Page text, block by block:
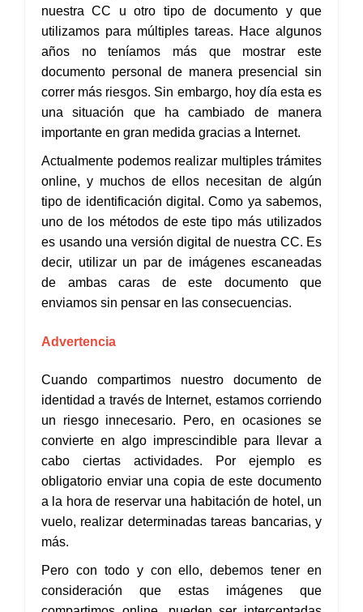
nuestra CC u otro tipo de documento y que
utilizamos para múltiples tareas. Hace algunos
años no teníamos más que mostrar este
documento personal de manera presencial sin
correr más riesgos. Sin embargo, hoy día esta es
una situación que ha cambiado de manera
importante en gran medida gracias a Internet.
Actualmente podemos realizar multiples trámites
online, y muchos de ellos necesitan de algún
tipo de identificación digital. Como ya sabemos,
uno de los métodos de este tipo más utilizados
es usando una versión digital de nuestra CC. Es
decir, utilizar un par de imágenes escaneadas
de ambas caras de este documento que
enviamos sin pensar en las consecuencias.
Advertencia
Cuando compartimos nuestro documento de
identidad a través de Internet, estamos corriendo
un riesgo innecesario. Pero, en ocasiones se
convierte en algo imprescindible para llevar a
cabo ciertas actividades. Por ejemplo es
obligatorio enviar una copia de este documento
a la hora de reservar una habitación de hotel, un
vuelo, realizar determinadas tareas bancarias, y
más.
Pero con todo y con ello, debemos tener en
consideración que estas imágenes que